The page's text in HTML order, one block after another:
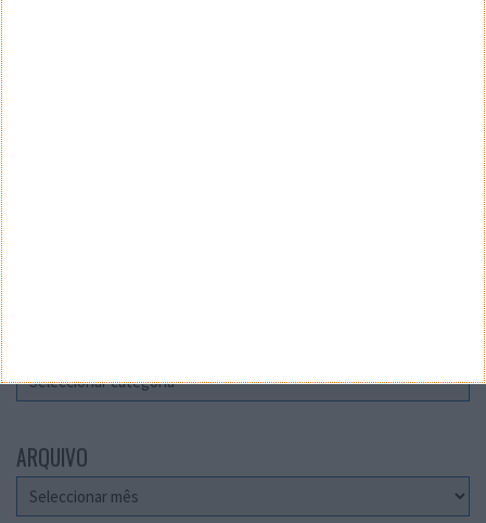
ARQUIVO
Arquivo